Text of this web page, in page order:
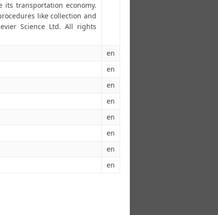
transportation economy.
like collection and
Science Ltd. All rights
en
en
en
en
en
en
en
en